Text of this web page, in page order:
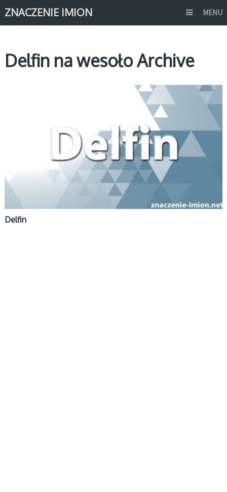
ZNACZENIE IMION MENU
Delfin na wesoło Archive
Delfin